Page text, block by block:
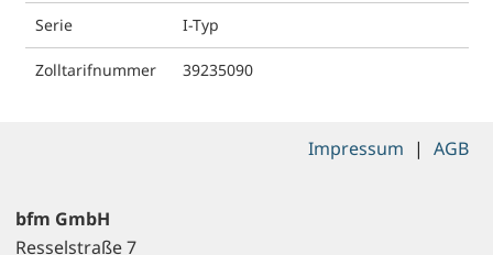
Serie I-Typ
Zolltarifnummer 39235090
bfm GmbH
Resselstraße 7
Impressum | AGB